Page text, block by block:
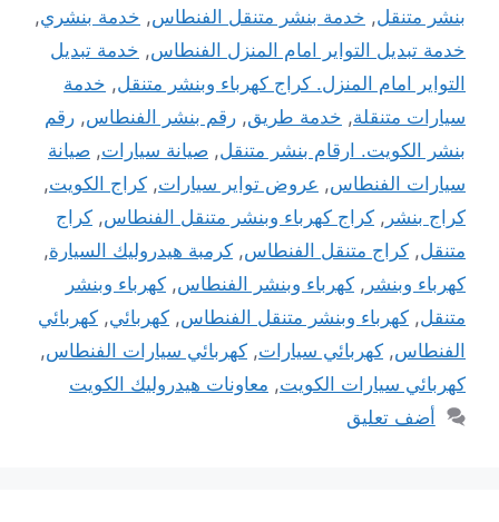
بنشر متنقل, خدمة بنشر متنقل الفنطاس, خدمة بنشري,
خدمة تبديل التواير امام المنزل الفنطاس, خدمة تبديل
التواير امام المنزل. كراج كهرباء وبنشر متنقل, خدمة
سيارات متنقلة, خدمة طريق, رقم بنشر الفنطاس, رقم
بنشر الكويت. ارقام بنشر متنقل, صيانة سيارات, صيانة
سيارات الفنطاس, عروض تواير سيارات, كراج الكويت,
كراج بنشر , كراج كهرباء وبنشر متنقل الفنطاس, كراج
متنقل, كراج متنقل الفنطاس, كرمبة هيدروليك السيارة,
كهرباء وبنشر , كهرباء وبنشر الفنطاس, كهرباء وبنشر
متنقل, كهرباء وبنشر متنقل الفنطاس, كهربائي, كهربائي
الفنطاس, كهربائي سيارات, كهربائي سيارات الفنطاس,
كهربائي سيارات الكويت, معاونات هيدروليك الكويت
أضف تعليق